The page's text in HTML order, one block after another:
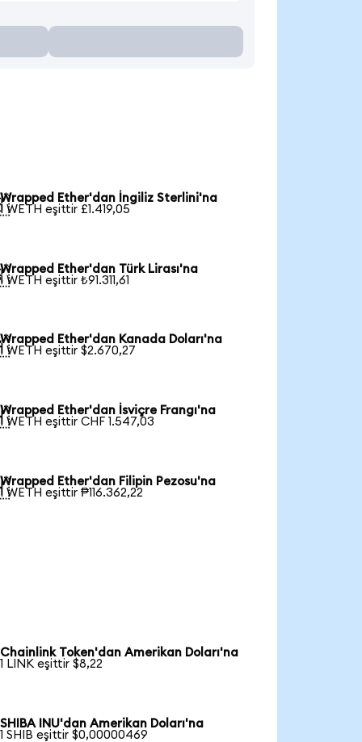
Wrapped Ether'dan İngiliz Sterlini'na
1 WETH eşittir £1.419,05
Wrapped Ether'dan Türk Lirası'na
1 WETH eşittir ₺91.311,61
Wrapped Ether'dan Kanada Doları'na
1 WETH eşittir $2.670,27
Wrapped Ether'dan İsviçre Frangı'na
1 WETH eşittir CHF 1.547,03
Wrapped Ether'dan Filipin Pezosu'na
1 WETH eşittir ₱116.362,22
Chainlink Token'dan Amerikan Doları'na
1 LINK eşittir $8,22
SHIBA INU'dan Amerikan Doları'na
1 SHIB eşittir $0,00000469